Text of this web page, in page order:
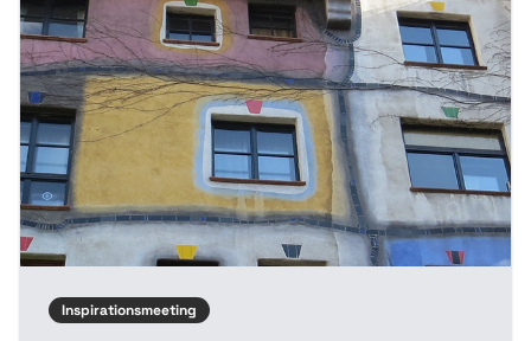
Inspirationsmeeting